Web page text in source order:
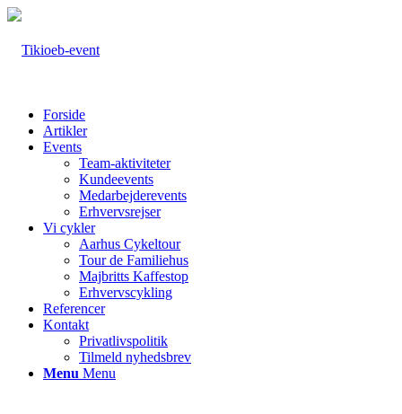
Forside
Artikler
Events
Team-aktiviteter
Kundeevents
Medarbejderevents
Erhvervsrejser
Vi cykler
Aarhus Cykeltour
Tour de Familiehus
Majbritts Kaffestop
Erhvervscykling
Referencer
Kontakt
Privatlivspolitik
Tilmeld nyhedsbrev
Menu Menu